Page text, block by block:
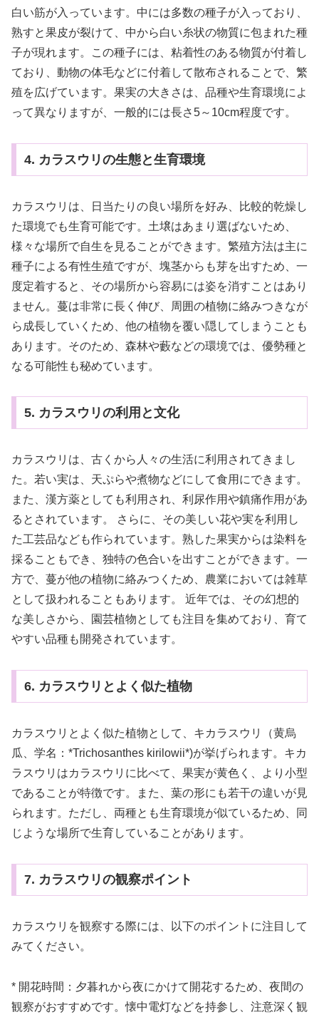
白い筋が入っています。中には多数の種子が入っており、
熟すと果皮が裂けて、中から白い糸状の物質に包まれた種
子が現れます。この種子には、粘着性のある物質が付着し
ており、動物の体毛などに付着して散布されることで、繁
殖を広げています。果実の大きさは、品種や生育環境によ
って異なりますが、一般的には長さ5～10cm程度です。
4. カラスウリの生態と生育環境
カラスウリは、日当たりの良い場所を好み、比較的乾燥し
た環境でも生育可能です。土壌はあまり選ばないため、
様々な場所で自生を見ることができます。繁殖方法は主に
種子による有性生殖ですが、塊茎からも芽を出すため、一
度定着すると、その場所から容易には姿を消すことはあり
ません。蔓は非常に長く伸び、周囲の植物に絡みつきなが
ら成長していくため、他の植物を覆い隠してしまうことも
あります。そのため、森林や藪などの環境では、優勢種と
なる可能性も秘めています。
5. カラスウリの利用と文化
カラスウリは、古くから人々の生活に利用されてきまし
た。若い実は、天ぷらや煮物などにして食用にできます。
また、漢方薬としても利用され、利尿作用や鎮痛作用があ
るとされています。 さらに、その美しい花や実を利用し
た工芸品なども作られています。熟した果実からは染料を
採ることもでき、独特の色合いを出すことができます。一
方で、蔓が他の植物に絡みつくため、農業においては雑草
として扱われることもあります。 近年では、その幻想的
な美しさから、園芸植物としても注目を集めており、育て
やすい品種も開発されています。
6. カラスウリとよく似た植物
カラスウリとよく似た植物として、キカラスウリ（黄烏
瓜、学名：*Trichosanthes kirilowii*)が挙げられます。キカ
ラスウリはカラスウリに比べて、果実が黄色く、より小型
であることが特徴です。また、葉の形にも若干の違いが見
られます。ただし、両種とも生育環境が似ているため、同
じような場所で生育していることがあります。
7. カラスウリの観察ポイント
カラスウリを観察する際には、以下のポイントに注目して
みてください。
* 開花時間：夕暮れから夜にかけて開花するため、夜間の
観察がおすすめです。懐中電灯などを持参し、注意深く観